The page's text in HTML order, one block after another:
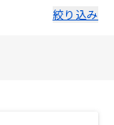
絞り込み